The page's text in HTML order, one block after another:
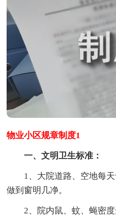
物业小区规章制度1
一、文明卫生标准：
1、大院道路、空地每天
做到窗明几净。
2、院内鼠、蚊、蝇密度